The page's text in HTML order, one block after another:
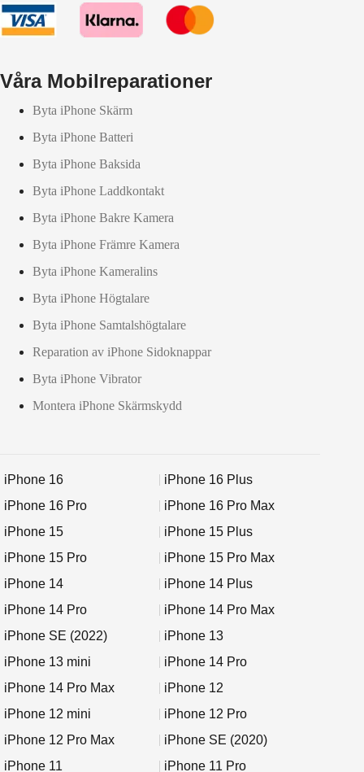
Våra Mobilreparationer
Byta iPhone Skärm
Byta iPhone Batteri
Byta iPhone Baksida
Byta iPhone Laddkontakt
Byta iPhone Bakre Kamera
Byta iPhone Främre Kamera
Byta iPhone Kameralins
Byta iPhone Högtalare
Byta iPhone Samtalshögtalare
Reparation av iPhone Sidoknappar
Byta iPhone Vibrator
Montera iPhone Skärmskydd
iPhone 16
iPhone 16 Plus
iPhone 16 Pro
iPhone 16 Pro Max
iPhone 15
iPhone 15 Plus
iPhone 15 Pro
iPhone 15 Pro Max
iPhone 14
iPhone 14 Plus
iPhone 14 Pro
iPhone 14 Pro Max
iPhone SE (2022)
iPhone 13
iPhone 13 mini
iPhone 14 Pro
iPhone 14 Pro Max
iPhone 12
iPhone 12 mini
iPhone 12 Pro
iPhone 12 Pro Max
iPhone SE (2020)
iPhone 11
iPhone 11 Pro